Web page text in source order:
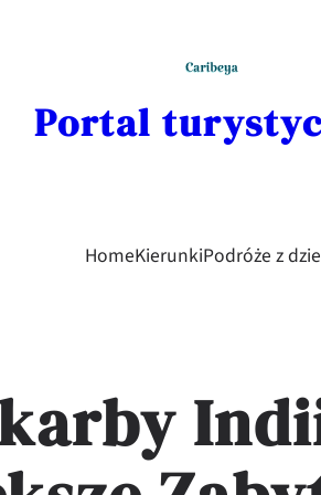
Portal
HomeKierunkiPodróże z